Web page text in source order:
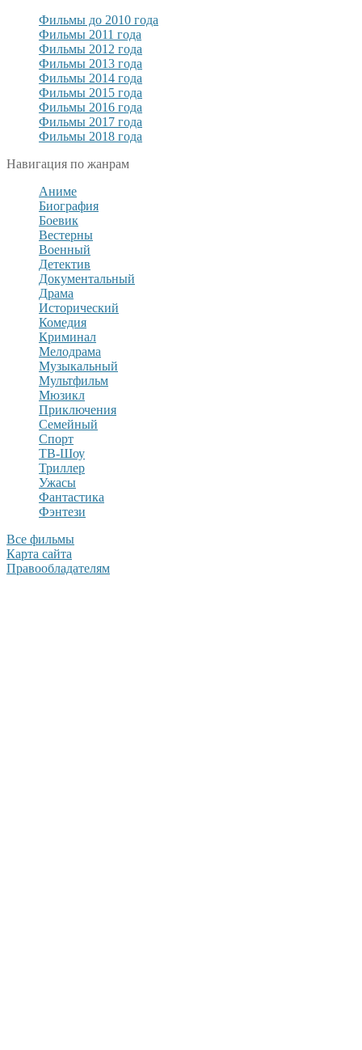
Фильмы до 2010 года
Фильмы 2011 года
Фильмы 2012 года
Фильмы 2013 года
Фильмы 2014 года
Фильмы 2015 года
Фильмы 2016 года
Фильмы 2017 года
Фильмы 2018 года
Навигация по жанрам
Аниме
Биография
Боевик
Вестерны
Военный
Детектив
Документальный
Драма
Исторический
Комедия
Криминал
Мелодрама
Музыкальный
Мультфильм
Мюзикл
Приключения
Семейный
Спорт
ТВ-Шоу
Триллер
Ужасы
Фантастика
Фэнтези
Все фильмы
Карта сайта
Правообладателям